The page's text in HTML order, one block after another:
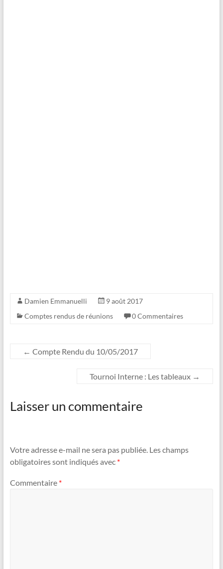
Damien Emmanuelli
9 août 2017
Comptes rendus de réunions
0 Commentaires
← Compte Rendu du 10/05/2017
Tournoi Interne : Les tableaux →
Laisser un commentaire
Votre adresse e-mail ne sera pas publiée. Les champs
obligatoires sont indiqués avec *
Commentaire *